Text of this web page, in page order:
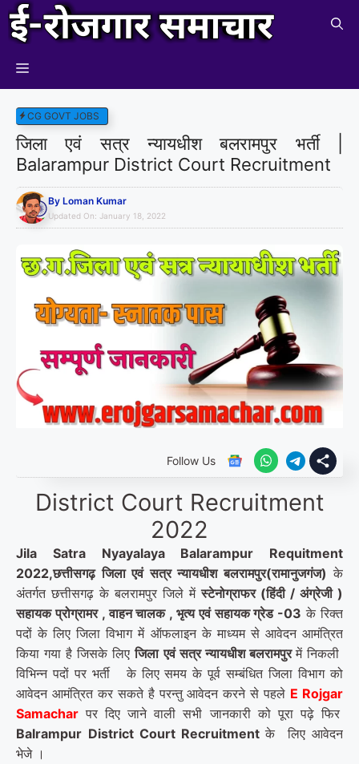
Skip
to
content
Menu
CG GOVT JOBS
जिला एवं सत्र न्यायधीश बलरामपुर भर्ती |
Balarampur District Court Recruitment
By Loman Kumar
Updated On: January 18, 2022
Follow Us
District Court Recruitment
2022
Jila Satra Nyayalaya Balarampur Requitment
2022,छत्तीसगढ़ जिला एवं सत्र न्यायधीशबलरामपुर(रामानुजगंज) के
अंतर्गत छत्तीसगढ़ के बलरामपुर जिले मेंस्टेनोग्राफर (हिंदी / अंग्रेजी )
सहायक प्रोग्रामर , वाहन चालक , भृत्य एवं सहायक ग्रेड -03 के रिक्त
पदों के लिए जिला विभाग में ऑफलाइन के माध्यम से आवेदन आमंत्रित
किया गया है जिसके लिएजिला एवं सत्र न्यायधीश बलरामपुरमें निकली
विभिन्न पदों पर भर्ती के लिए समय के पूर्व सम्बंधित जिला विभाग को
आवेदन आमंत्रित कर सकते है परन्तु आवेदन करने से पहले E Rojgar
Samachar पर दिए जाने वाली सभी जानकारी को पूरा पढ़े फिर
Balrampur District Court Recruitmentके लिए आवेदन
भेजे ।